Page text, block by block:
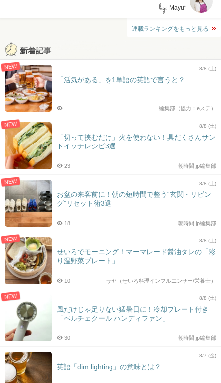
by: Mayu*
連載ランキングをもっと見る
新着記事
NEW 8/8 (土)
「活気がある」を1単語の英語で言うと？
編集部（協力：eステ）
NEW 8/8 (土)
「切って挟むだけ」火を使わない！具だくさんサン
ドイッチレシピ3選
朝時間.jp編集部
23
NEW 8/8 (土)
お盆の来客前に！朝の短時間で整う“玄関・リビン
グ”リセット術3選
朝時間.jp編集部
18
NEW 8/8 (土)
せいろでモーニング！マーマレード醤油タレの「彩
り温野菜プレート」
サヤ（せいろ料理インフルエンサー/栄養士）
10
NEW 8/8 (土)
風だけじゃ足りない猛暑日に！冷却プレート付き
「ペルチェクール ハンディファン」
朝時間.jp編集部
30
8/7 (金)
英語「dim lighting」の意味とは？